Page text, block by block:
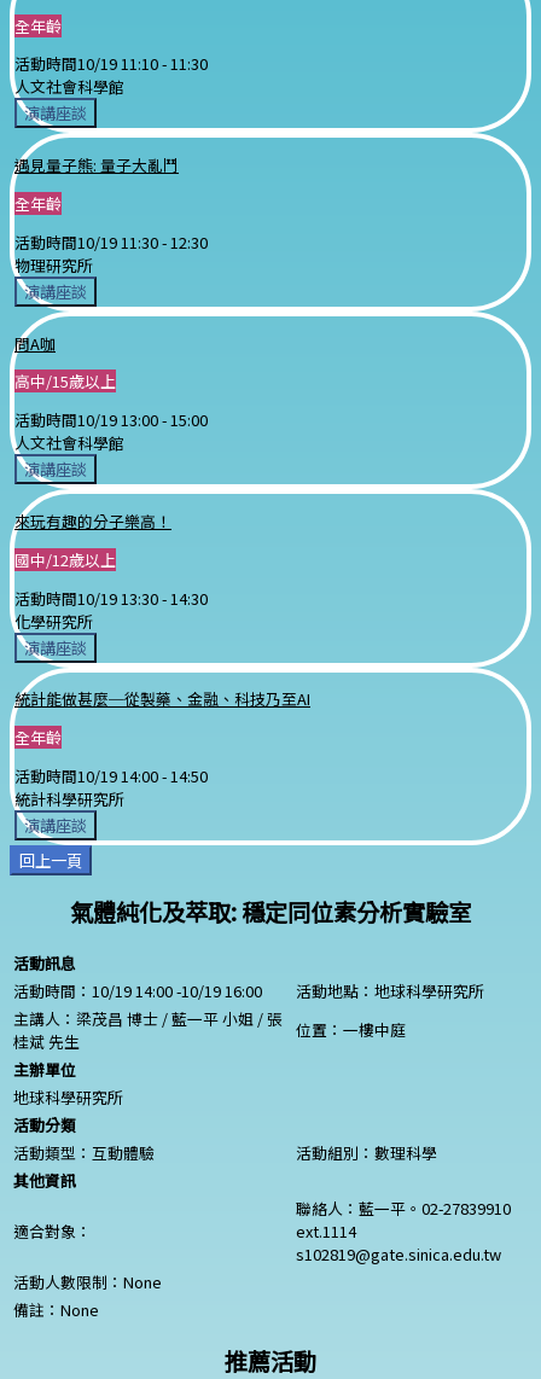
全年齡
活動時間10/19 11:10 -11:30
人文社會科學館
演講座談
遇見量子熊: 量子大亂鬥
全年齡
活動時間10/19 11:30 -12:30
物理研究所
演講座談
問A咖
高中/15歲以上
活動時間10/19 13:00 -15:00
人文社會科學館
演講座談
來玩有趣的分子樂高！
國中/12歲以上
活動時間10/19 13:30 - 14:30
化學研究所
演講座談
統計能做甚麼─從製藥、金融、科技乃至AI
全年齡
活動時間10/19 14:00 -14:50
統計科學研究所
演講座談
回上一頁
氣體純化及萃取: 穩定同位素分析實驗室
活動訊息
活動時間：10/19 14:00 -10/19 16:00
活動地點：地球科學研究所
主講人：梁茂昌 博士 / 藍一平 小姐 / 張
桂斌 先生
位置：一樓中庭
主辦單位
地球科學研究所
活動分類
活動類型：互動體驗
活動組別：數理科學
其他資訊
適合對象：
聯絡人：藍一平。02-27839910
ext.1114
s102819@gate.sinica.edu.tw
活動人數限制： None
備註： None
推薦活動